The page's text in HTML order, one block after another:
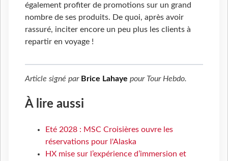
également profiter de promotions sur un grand
nombre de ses produits. De quoi, après avoir
rassuré, inciter encore un peu plus les clients à
repartir en voyage !
Article signé par Brice Lahaye pour Tour Hebdo.
À lire aussi
Eté 2028 : MSC Croisières ouvre les
réservations pour l'Alaska
HX mise sur l’expérience d’immersion et